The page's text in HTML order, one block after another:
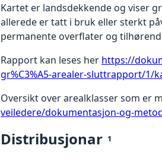
Kartet er landsdekkende og viser
allerede er tatt i bruk eller sterkt
permanente overflater og
Rapport kan leses her https://
gr%C3%A5-arealer-sluttrapport/1/
Oversikt over arealklasser som er
veiledere/dokumentasjon-og-
Distribusjonar 1